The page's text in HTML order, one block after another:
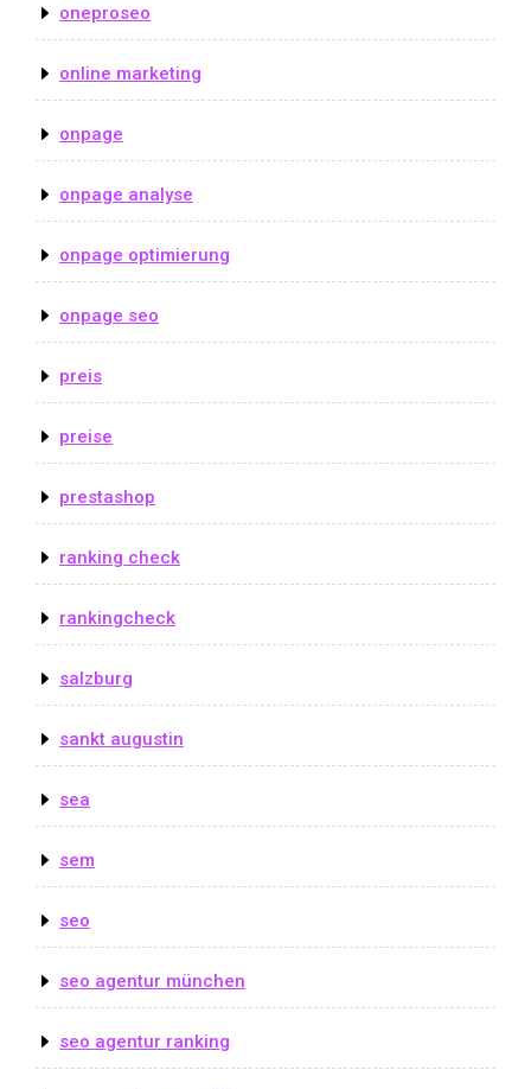
oneproseo
online marketing
onpage
onpage analyse
onpage optimierung
onpage seo
preis
preise
prestashop
ranking check
rankingcheck
salzburg
sankt augustin
sea
sem
seo
seo agentur münchen
seo agentur ranking